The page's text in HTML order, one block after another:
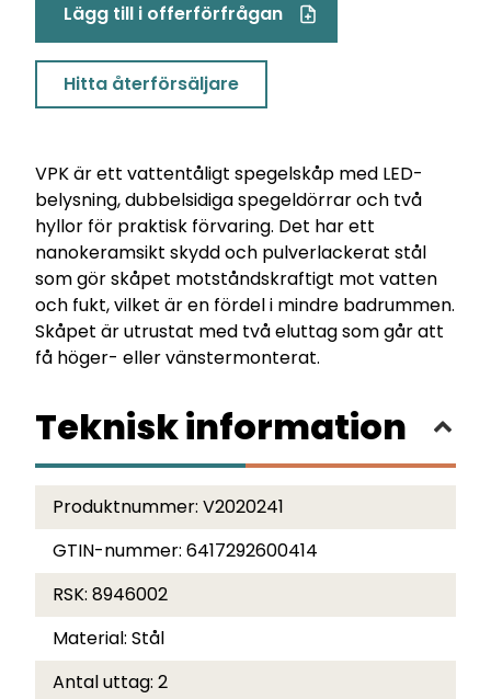
VÄNSTER
mängd
Lägg till i offerförfrågan
Hitta återförsäljare
VPK är ett vattentåligt spegelskåp med LED-
belysning, dubbelsidiga spegeldörrar och två
hyllor för praktisk förvaring. Det har ett
nanokeramsikt skydd och pulverlackerat stål
som gör skåpet motståndskraftigt mot vatten
och fukt, vilket är en fördel i mindre badrummen.
Skåpet är utrustat med två eluttag som går att
få höger- eller vänstermonterat.
Teknisk information
Produktnummer: V2020241
GTIN-nummer: 6417292600414
RSK: 8946002
Material: Stål
Antal uttag: 2